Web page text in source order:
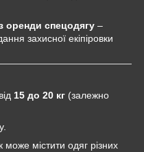
оренди спецодягу –
захисної екіпіровки
15 до 20 кг (залежно
може містити одяг різних